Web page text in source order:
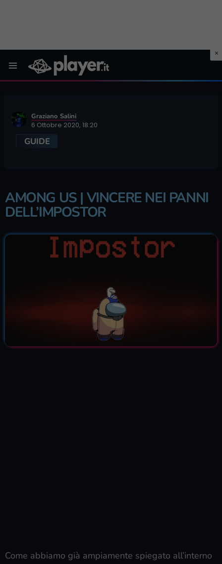
Graziano Salini
6 Ottobre 2020, 18:20
GUIDE
AMONG US | VINCERE NEI PANNI
DELL’IMPOSTOR
Come abbiamo già ampiamente spiegato all’interno